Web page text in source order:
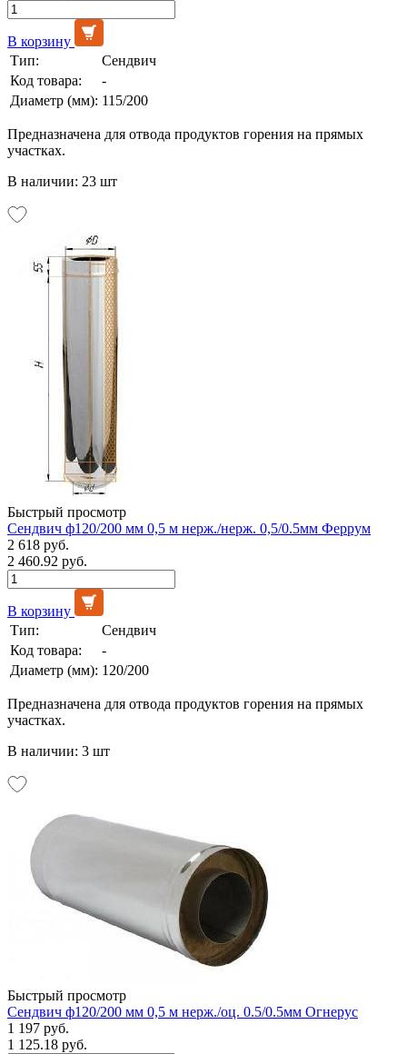
В корзину
Тип:
Сендвич
Код товара:
-
Диаметр (мм): 115/200
Предназначена для отвода продуктов горения на прямых
участках.
В наличии: 23 шт
Быстрый просмотр
Сендвич ф120/200 мм 0,5 м нерж./нерж. 0,5/0.5мм Феррум
2 618 руб.
2 460.92 руб.
В корзину
Тип:
Сендвич
Код товара:
-
Диаметр (мм): 120/200
Предназначена для отвода продуктов горения на прямых
участках.
В наличии: 3 шт
Быстрый просмотр
Сендвич ф120/200 мм 0,5 м нерж./оц. 0.5/0.5мм Огнерус
1 197 руб.
1 125.18 руб.